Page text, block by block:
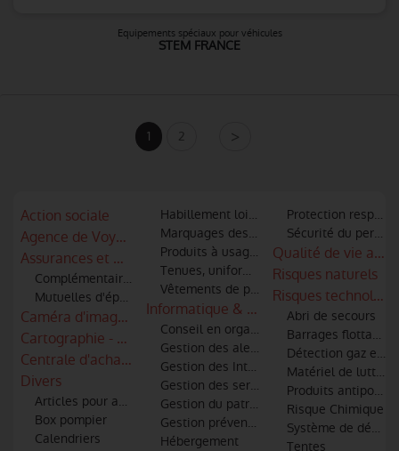
Equipements spéciaux pour véhicules
STEM FRANCE
1 2 >
Action sociale
Agence de Voyages
Assurances et mutuelles
Complémentaire retraite
Mutuelles d'épargne
Caméra d'imagerie thermique - infra rouge
Cartographie - S.I.G
Centrale d'achats et référencements
Divers
Articles pour amicale
Box pompier
Calendriers
Habillement loisir et sportif
Marquages des articles textiles
Produits à usage unique (Gants,
Tenues, uniformes
Vêtements de protection, scaphandres
Informatique & logiciels
Conseil en organisation et informatique
Gestion des alertes et informatique
Gestion des Interventions
Gestion des services techniques
Gestion du patrimoine
Gestion prévention, prévision, DECI
Hébergement
Protection
Sécurité du
Qualité de vie au
Risques naturels
Risques
Abri de secours
Barrages flottants
Détection gaz et
Matériel de lutte
Produits
Risque Chimique
Système de
Tentes